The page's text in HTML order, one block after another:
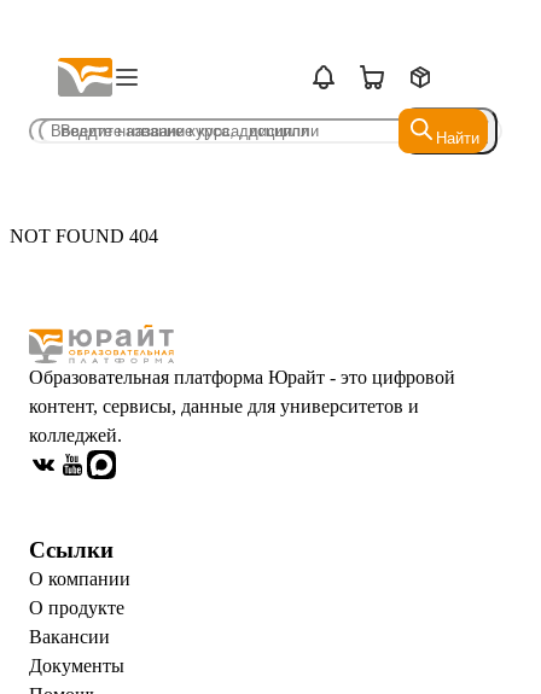
Найти
Найти
NOT FOUND 404
Образовательная платформа Юрайт - это цифровой
контент, сервисы, данные для университетов и
колледжей.
Ссылки
О компании
О продукте
Вакансии
Документы